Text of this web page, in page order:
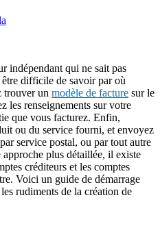
indépendant qui ne sait pas
difficile de savoir par où
trouver un modèle de facture sur le
les renseignements sur votre
que vous facturez. Enfin,
ou du service fourni, et envoyez
service postal, ou par tout autre
plus détaillée, il existe
créditeurs et les comptes
Voici un guide de démarrage
rudiments de la création de